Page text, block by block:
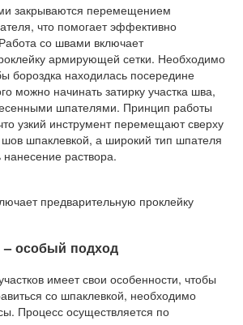
закрываются перемещением
что помогает эффективно
со швами включает
армирующей сетки. Необходимо
бороздка находилась посередине
можно начинать затирку участка шва,
шпателями. Принцип работы
узкий инструмент перемещают сверху
шов шпаклевкой, а широкий тип шпателя
раствора.
предварительную проклейку
особый подход
имеет свои особенности, чтобы
со шпаклевкой, необходимо
Процесс осуществляется по